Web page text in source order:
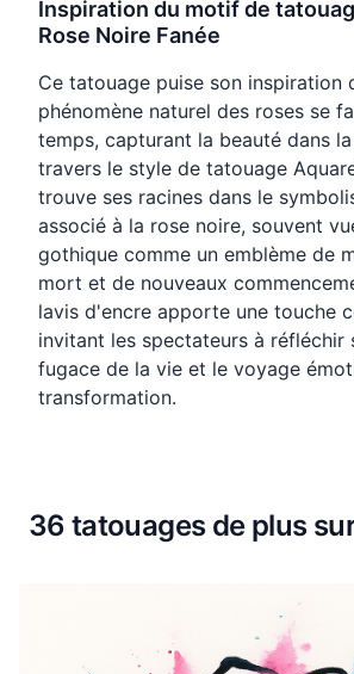
Inspiration du motif de
Rose Noire Fanée
Ce tatouage puise son inspiration
phénomène naturel des roses se
temps, capturant la beauté dans
travers le style de tatouage
trouve ses racines dans le
associé à la rose noire, souvent
gothique comme un emblème de
mort et de nouveaux
lavis d'encre apporte une touche
invitant les spectateurs à réfléchir
fugace de la vie et le voyage
transformation.
36 tatouages de plus